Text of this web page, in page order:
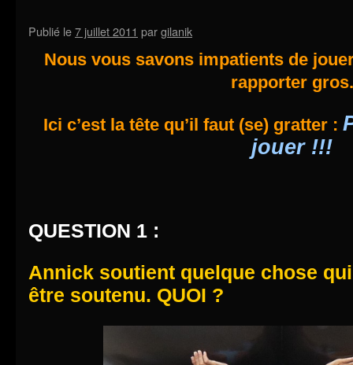
Publié le7 juillet 2011 pargilanik
Nous vous savons impatients de
rapporter gros.
Ici c’est la tête qu’il faut (se) gratter :
jouer !!!
QUESTION 1 :
Annick soutient quelque chose
être soutenu. QUOI ?